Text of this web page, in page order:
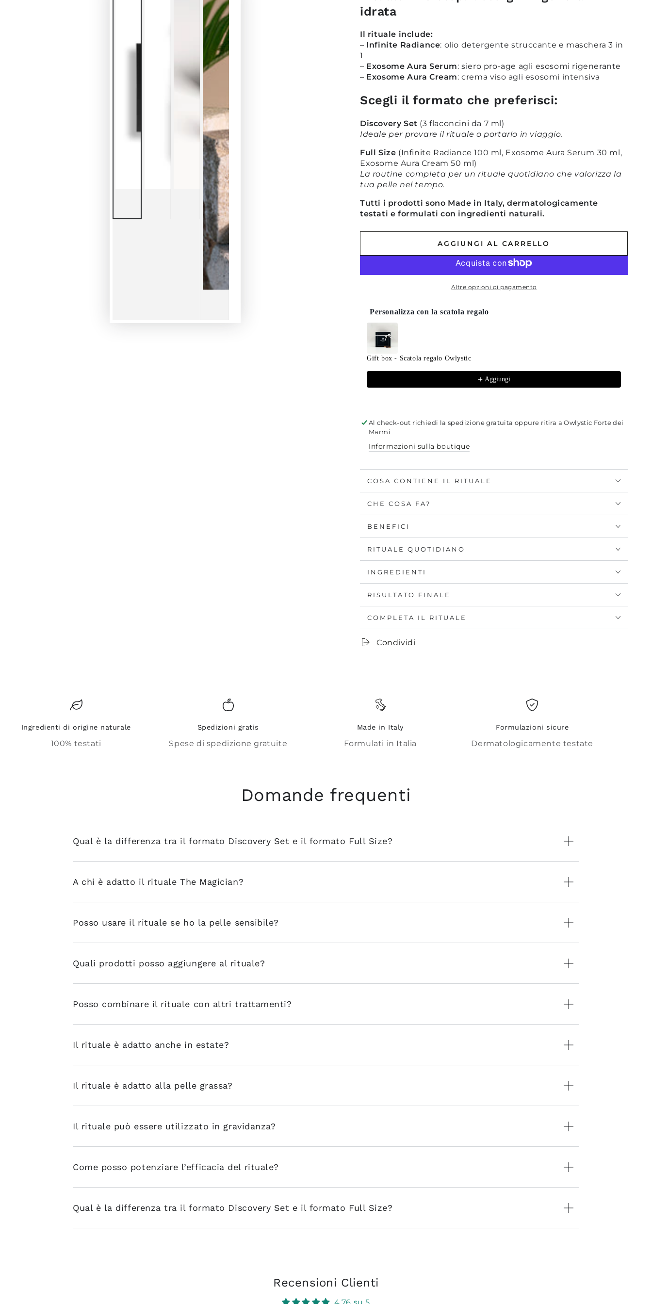
idrata
Il rituale include:
– Infinite Radiance: olio detergente struccante e maschera 3 in
1
– Exosome Aura Serum: siero pro-age agli esosomi rigenerante
– Exosome Aura Cream: crema viso agli esosomi intensiva
Scegli il formato che preferisci:
Discovery Set (3 flaconcini da 7 ml)
Ideale per provare il rituale o portarlo in viaggio.
Full Size (Infinite Radiance 100 ml, Exosome Aura Serum 30 ml,
Exosome Aura Cream 50 ml)
La routine completa per un rituale quotidiano che valorizza la
tua pelle nel tempo.
Tutti i prodotti sono Made in Italy, dermatologicamente
testati e formulati con ingredienti naturali.
AGGIUNGI AL CARRELLO
Altre opzioni di pagamento
Personalizza con la scatola regalo
Use the Previous and Next buttons to navigate through product recommendations, or
Gift box - Scatola regalo Owlystic
Aggiungi
Al check-out richiedi la spedizione gratuita oppure ritira aOwlystic Forte dei
Marmi
Informazioni sulla boutique
COSA CONTIENE IL RITUALE
CHE COSA FA?
BENEFICI
RITUALE QUOTIDIANO
INGREDIENTI
RISULTATO FINALE
COMPLETA IL RITUALE
Condividi
Ingredienti di origine naturale
100% testati
Spedizioni gratis
Spese di spedizione gratuite
Made in Italy
Formulati in Italia
Formulazioni sicure
Dermatologicamente testate
Domande frequenti
Qual è la differenza tra il formato Discovery Set e il formato Full Size?
A chi è adatto il rituale The Magician?
Posso usare il rituale se ho la pelle sensibile?
Quali prodotti posso aggiungere al rituale?
Posso combinare il rituale con altri trattamenti?
Il rituale è adatto anche in estate?
Il rituale è adatto alla pelle grassa?
Il rituale può essere utilizzato in gravidanza?
Come posso potenziare l’efficacia del rituale?
Qual è la differenza tra il formato Discovery Set e il formato Full Size?
Recensioni Clienti